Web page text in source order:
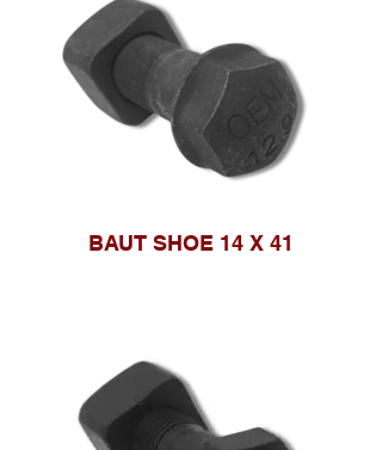
BAUT SHOE 14 X 41